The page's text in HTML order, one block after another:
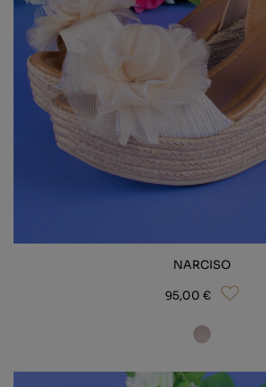
NARCISO
95,00 €